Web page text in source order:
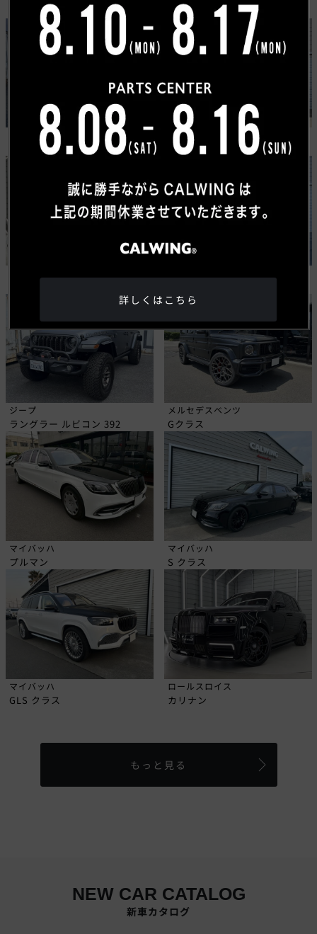
ラングラー アンリミテッド
NEW
ラム
ラム1500RHO
ジープ
ラングラー ルビコン 392
メルセデスベンツ
Gクラス
マイバッハ
プルマン
マイバッハ
S クラス
マイバッハ
GLS クラス
ロールスロイス
カリナン
もっと見る
NEW CAR CATALOG
新車カタログ
詳しくはこちら